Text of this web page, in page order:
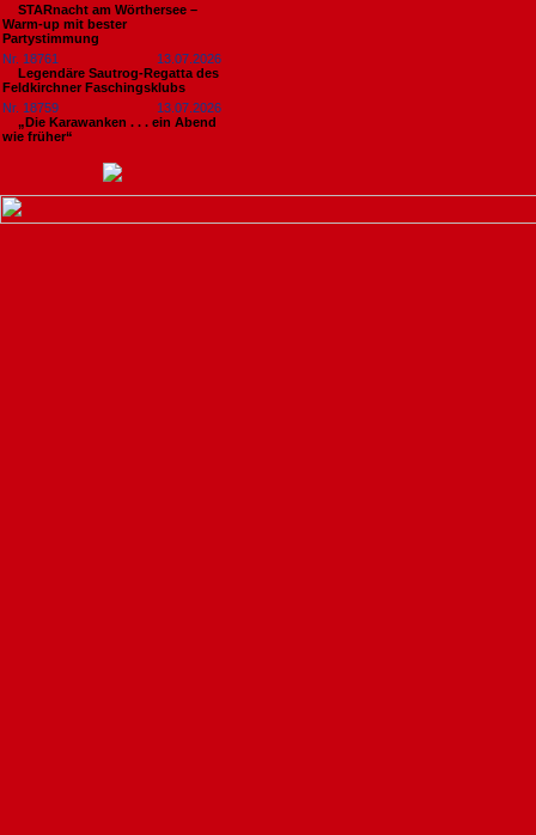
STARnacht am Wörthersee –
Warm-up mit bester
Partystimmung
Nr. 18761
13.07.2026
Legendäre Sautrog-Regatta des
Feldkirchner Faschingsklubs
Nr. 18759
13.07.2026
„Die Karawanken . . . ein Abend
wie früher“